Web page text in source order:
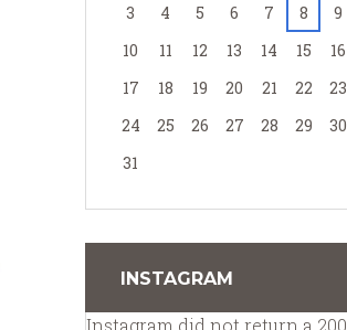
3
4 5 6 7 8
9
10
11 12 13 14 15
16
17
18 19 20 21 22
23
24
25 26 27 28 29
30
31
INSTAGRAM
Instagram did not return a 200.